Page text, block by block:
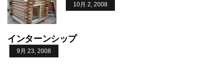
10月 2, 2008
インターンシップ
9月 23, 2008